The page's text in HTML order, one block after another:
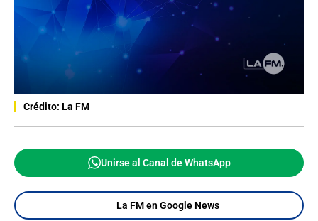
Crédito: La FM
Unirse al Canal de WhatsApp
La FM en Google News